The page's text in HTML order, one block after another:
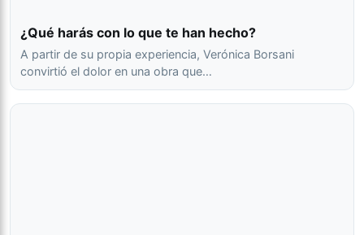
¿Qué harás con lo que te han hecho?
A partir de su propia experiencia, Verónica Borsani
convirtió el dolor en una obra que…